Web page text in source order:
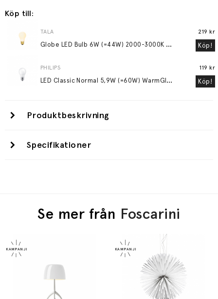
Köp till:
TALA
G
lobe LED Bulb 6W (=44W) 2000-3000K E27 Matte Porcelain
219 kr
Köp!
PHILIPS
L
ED Classic Normal 5,9W (=60W) WarmGlow Frostad E27
119 kr
Köp!
Produktbeskrivning
Specifikationer
Se mer från Foscarini